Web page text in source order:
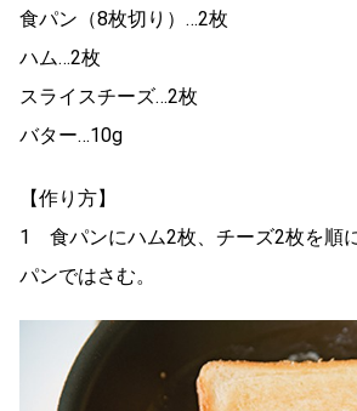
食パン（8枚切り）…2枚
ハム…2枚
スライスチーズ…2枚
バター…10g
【作り方】
1 食パンにハム2枚、チーズ2枚を順
パンではさむ。